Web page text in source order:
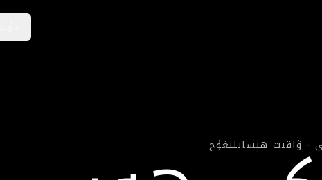
- ۋاقىت ھېسابلىغۇچ